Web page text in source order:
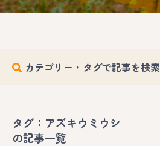
カテゴリー・タグで記事を検索
タグ：アズキウミウシ
の記事一覧